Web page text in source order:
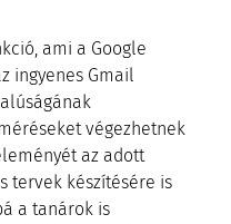
ami a Google
ingyenes Gmail
végezhetnek
az adott
tervek készítésére is
a tanárok is